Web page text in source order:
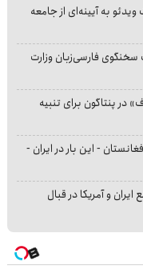
به آیینه‌ای از جامعه
سخنگوی فارسی‌زبان وزارت
در پنتاگون برای تنبیه
- این بار در ایران -
و آمریکا در قبال